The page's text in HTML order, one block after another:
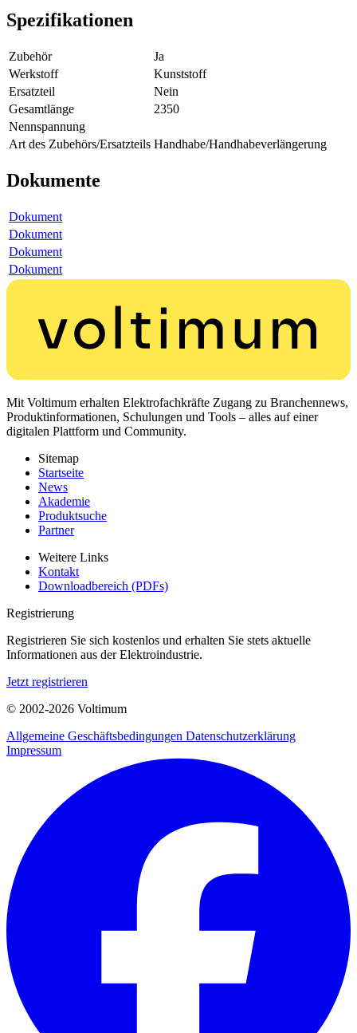
Spezifikationen
Zubehör
Ja
Werkstoff
Kunststoff
Ersatzteil
Nein
Gesamtlänge
2350
Nennspannung
Art des Zubehörs/Ersatzteils Handhabe/Handhabeverlängerung
Dokumente
Dokument
Dokument
Dokument
Dokument
Mit Voltimum erhalten Elektrofachkräfte Zugang zu Branchennews,
Produktinformationen, Schulungen und Tools – alles auf einer
digitalen Plattform und Community.
Sitemap
Startseite
News
Akademie
Produktsuche
Partner
Weitere Links
Kontakt
Downloadbereich (PDFs)
Registrierung
Registrieren Sie sich kostenlos und erhalten Sie stets aktuelle
Informationen aus der Elektroindustrie.
Jetzt registrieren
© 2002-2026 Voltimum
Allgemeine Geschäftsbedingungen Datenschutzerklärung
Impressum